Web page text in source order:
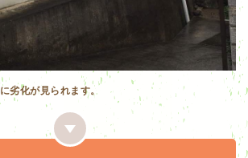
劣化が見られます。